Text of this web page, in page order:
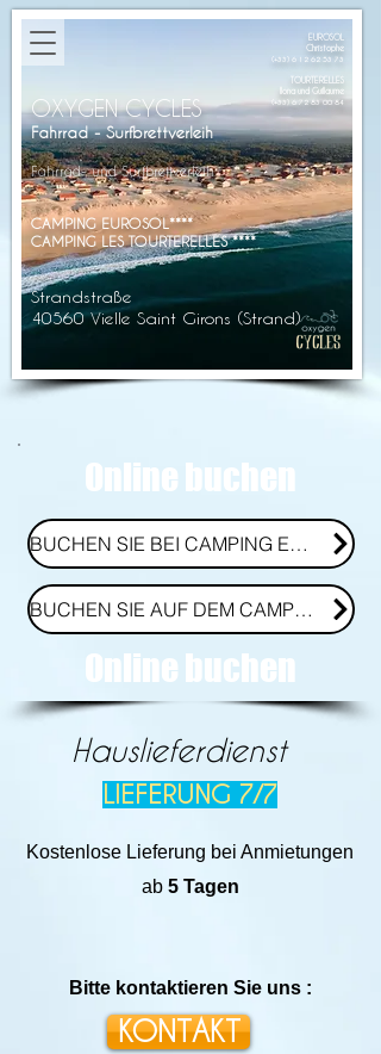
OXYGEN CYCLES
Fahrrad - Surfbrettverleih
Fahrrad- und Surfbrettverleih
CAMPING EUROSOL****
CAMPING LES TOURTERELLES ****
Strandstraße
40560 Vielle Saint Girons (Strand)
EUROSOL
Christophe
(+33) 6 12 62 53 73
TOURTERELLES
Ilona und Guillaume
(+33) 6 72 83 00 84
Online buchen
BUCHEN SIE BEI CAMPING EUROSOL
BUCHEN SIE AUF DEM CAMPING LES TOURTERELLES
Online buchen
Hauslieferdienst
LIEFERUNG 7/7
Kostenlose Lieferung bei Anmietungen
ab 5 Tagen
Bitte kontaktieren Sie uns :
KONTAKT